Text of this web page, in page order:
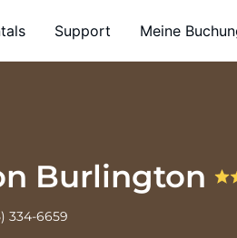
Support Meine
Burlington
334-6659